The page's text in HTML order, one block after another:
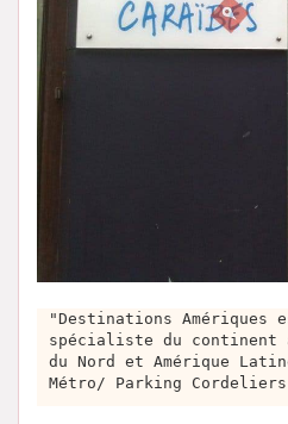
"Destinations Amériques
spécialiste du continent
du Nord et Amérique
Métro/ Parking